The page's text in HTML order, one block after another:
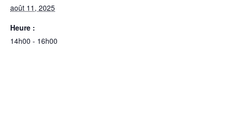
août 11, 2025
Heure :
14h00 - 16h00